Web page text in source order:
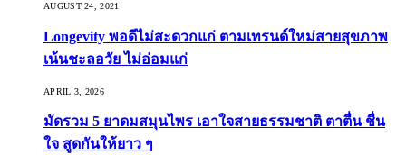
AUGUST 24, 2021
Longevity พอดีไม่สะดวกแก่ ตามเทรนด์ใหม่สายสุขภาพ
เน้นชะลอวัย ไม่อ่อมแก่
APRIL 3, 2026
มัดรวม 5 ยาดมสมุนไพร เอาใจสายธรรมชาติ ตาตื่น ชื่น
ใจ สูดกันให้ยาว ๆ